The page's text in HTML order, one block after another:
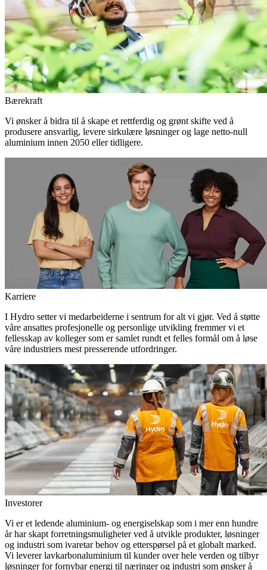
Bærekraft
Vi ønsker å bidra til å skape et rettferdig og grønt skifte ved å
produsere ansvarlig, levere sirkulære løsninger og lage netto-null
aluminium innen 2050 eller tidligere.
Karriere
I Hydro setter vi medarbeiderne i sentrum for alt vi gjør. Ved å støtte
våre ansattes profesjonelle og personlige utvikling fremmer vi et
fellesskap av kolleger som er samlet rundt et felles formål om å løse
våre industriers mest presserende utfordringer.
Investorer
Vi er et ledende aluminium- og energiselskap som i mer enn hundre
år har skapt forretningsmuligheter ved å utvikle produkter, løsninger
og industri som ivaretar behov og etterspørsel på et globalt marked.
Vi leverer lavkarbonaluminium til kunder over hele verden og tilbyr
løsninger for fornybar energi til næringer og industri som ønsker å